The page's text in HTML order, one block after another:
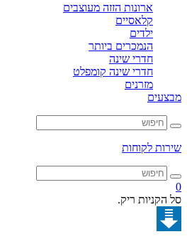
ארונות הזזה מעוצבים
קלאסיים
ילדים
הנמכרים ביותר
חדרי שינה
חדרי שינה קומפלט
מזרנים
מבצעים
שירות לקוחות
0
סל הקניות ריק.